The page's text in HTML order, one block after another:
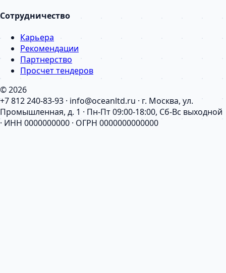
Сотрудничество
Карьера
Рекомендации
Партнерство
Просчет тендеров
© 2026
+7 812 240-83-93 · info@oceanltd.ru · г. Москва, ул.
Промышленная, д. 1 · Пн-Пт 09:00-18:00, Сб-Вс выходной
· ИНН 0000000000 · ОГРН 0000000000000